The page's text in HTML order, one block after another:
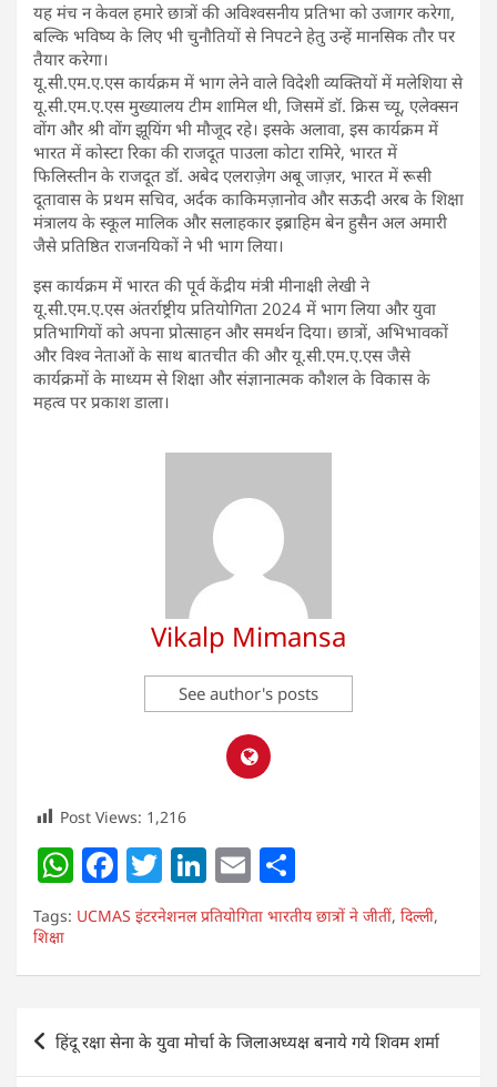
यह मंच न केवल हमारे छात्रों की अविश्वसनीय प्रतिभा को उजागर करेगा,
बल्कि भविष्य के लिए भी चुनौतियों से निपटने हेतु उन्हें मानसिक तौर पर
तैयार करेगा।
यू.सी.एम.ए.एस कार्यक्रम में भाग लेने वाले विदेशी व्यक्तियों में मलेशिया से
यू.सी.एम.ए.एस मुख्यालय टीम शामिल थी, जिसमें डॉ. क्रिस च्यू, एलेक्सन
वोंग और श्री वोंग झूयिंग भी मौजूद रहे। इसके अलावा, इस कार्यक्रम में
भारत में कोस्टा रिका की राजदूत पाउला कोटा रामिरे, भारत में
फिलिस्तीन के राजदूत डॉ. अबेद एलराज़ेग अबू जाज़र, भारत में रूसी
दूतावास के प्रथम सचिव, अर्दक काकिमज़ानोव और सऊदी अरब के शिक्षा
मंत्रालय के स्कूल मालिक और सलाहकार इब्राहिम बेन हुसैन अल अमारी
जैसे प्रतिष्ठित राजनयिकों ने भी भाग लिया।
इस कार्यक्रम में भारत की पूर्व केंद्रीय मंत्री मीनाक्षी लेखी ने
यू.सी.एम.ए.एस अंतर्राष्ट्रीय प्रतियोगिता 2024 में भाग लिया और युवा
प्रतिभागियों को अपना प्रोत्साहन और समर्थन दिया। छात्रों, अभिभावकों
और विश्व नेताओं के साथ बातचीत की और यू.सी.एम.ए.एस जैसे
कार्यक्रमों के माध्यम से शिक्षा और संज्ञानात्मक कौशल के विकास के
महत्व पर प्रकाश डाला।
Vikalp Mimansa
See author's posts
Post Views: 1,216
W
h
at
s
p
F
a
c
e
o
T
w
itt
er
Li
n
k
e
n
E
m
ai
l
h
ar
e
Tags: UCMAS इंटरनेशनल प्रतियोगिता भारतीय छात्रों ने जीतीं, दिल्ली,
शिक्षा
Post
navigation
हिंदू रक्षा सेना के युवा मोर्चा के जिलाअध्यक्ष बनाये गये शिवम शर्मा